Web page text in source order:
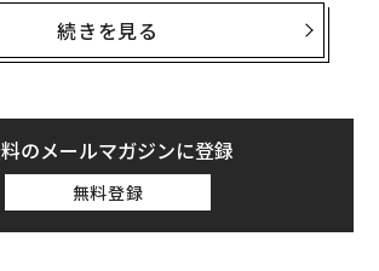
、消毒済という紙のラベルが貼ってあ
ありませんか？
しょう。一方で、
いてあるけど本当なの？ 実はしてな
続きを見る
のメールマガジンに登録
無料登録